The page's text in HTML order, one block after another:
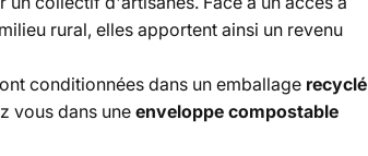
rural, elles apportent ainsi un revenu
conditionnées dans un emballage recyclé
vous dans uneenveloppe compostable